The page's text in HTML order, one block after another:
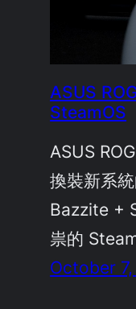
ASUS
SteamOS
ASUS
換裝新系
Bazzite +
祟的
October